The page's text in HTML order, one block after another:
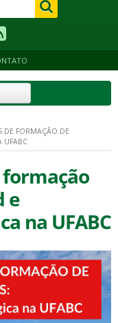
DE FORMAÇÃO DE
UFABC
e
na UFABC